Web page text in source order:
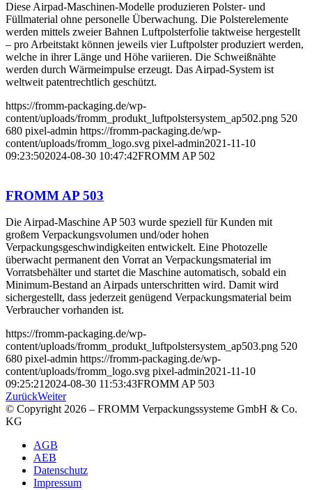
Diese Airpad-Maschinen-Modelle produzieren Polster- und
Füllmaterial ohne personelle Überwachung. Die Polsterelemente
werden mittels zweier Bahnen Luftpolsterfolie taktweise hergestellt
– pro Arbeitstakt können jeweils vier Luftpolster produziert werden,
welche in ihrer Länge und Höhe variieren. Die Schweißnähte
werden durch Wärmeimpulse erzeugt. Das Airpad-System ist
weltweit patentrechtlich geschützt.
https://fromm-packaging.de/wp-
content/uploads/fromm_produkt_luftpolstersystem_ap502.png 520
680 pixel-admin https://fromm-packaging.de/wp-
content/uploads/fromm_logo.svg pixel-admin2021-11-10
09:23:502024-08-30 10:47:42FROMM AP 502
FROMM AP 503
Die Airpad-Maschine AP 503 wurde speziell für Kunden mit
großem Verpackungsvolumen und/oder hohen
Verpackungsgeschwindigkeiten entwickelt. Eine Photozelle
überwacht permanent den Vorrat an Verpackungsmaterial im
Vorratsbehälter und startet die Maschine automatisch, sobald ein
Minimum-Bestand an Airpads unterschritten wird. Damit wird
sichergestellt, dass jederzeit genügend Verpackungsmaterial beim
Verbraucher vorhanden ist.
https://fromm-packaging.de/wp-
content/uploads/fromm_produkt_luftpolstersystem_ap503.png 520
680 pixel-admin https://fromm-packaging.de/wp-
content/uploads/fromm_logo.svg pixel-admin2021-11-10
09:25:212024-08-30 11:53:43FROMM AP 503
ZurückWeiter
© Copyright 2026 – FROMM Verpackungssysteme GmbH & Co.
KG
AGB
AEB
Datenschutz
Impressum